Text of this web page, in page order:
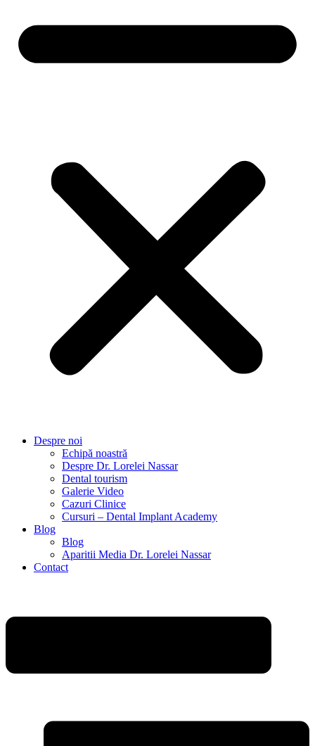
Despre noi
Echipă noastră
Despre Dr. Lorelei Nassar
Dental tourism
Galerie Video
Cazuri Clinice
Cursuri – Dental Implant Academy
Blog
Blog
Aparitii Media Dr. Lorelei Nassar
Contact